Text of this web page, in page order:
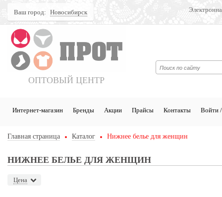
Ваш город: Новосибирск
ОПТОВЫЙ ЦЕНТР
Интернет-магазин Бренды Акции Прайсы Контакты Войти /
Главная страница Каталог Нижнее белье для женщин
НИЖНЕЕ БЕЛЬЕ ДЛЯ ЖЕНЩИН
Цена